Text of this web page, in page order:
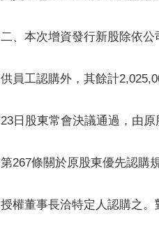
二、本次增資發行新股除依
供員工認購外，其餘計
23日股東常會決議通過，由
第267條關於原股東優先認購
授權董事長洽特定人認購之